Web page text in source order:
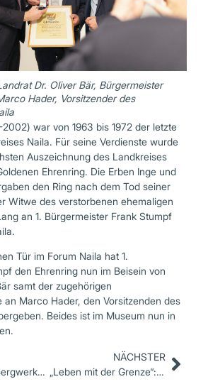
Dr. Oliver Bär, Bürgermeister
Hader, Vorsitzender des
2002) war von 1963 bis 1972 der letzte
Naila. Für seine Verdienste wurde
Auszeichnung des Landkreises
Ehrenring. Die Erben Inge und
den Ring nach dem Tod seiner
Witwe des verstorbenen ehemaligen
an 1. Bürgermeister Frank Stumpf
Tür im Forum Naila hat 1.
den Ehrenring nun im Beisein von
samt der zugehörigen
an Marco Hader, den Vorsitzenden des
Beides ist im Museum nun in
Unbekannter Bergwerksplan von Naila im Spreewald aufgetaucht
NÄCHSTER
„Leben mit der Grenze“: Museum Naila und Hochfranken-Gymnasium kooperieren – Schüler suchen Zeitzeuginnen und Zeitzeugen